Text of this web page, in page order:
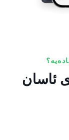
هەنگاوی ئاسان